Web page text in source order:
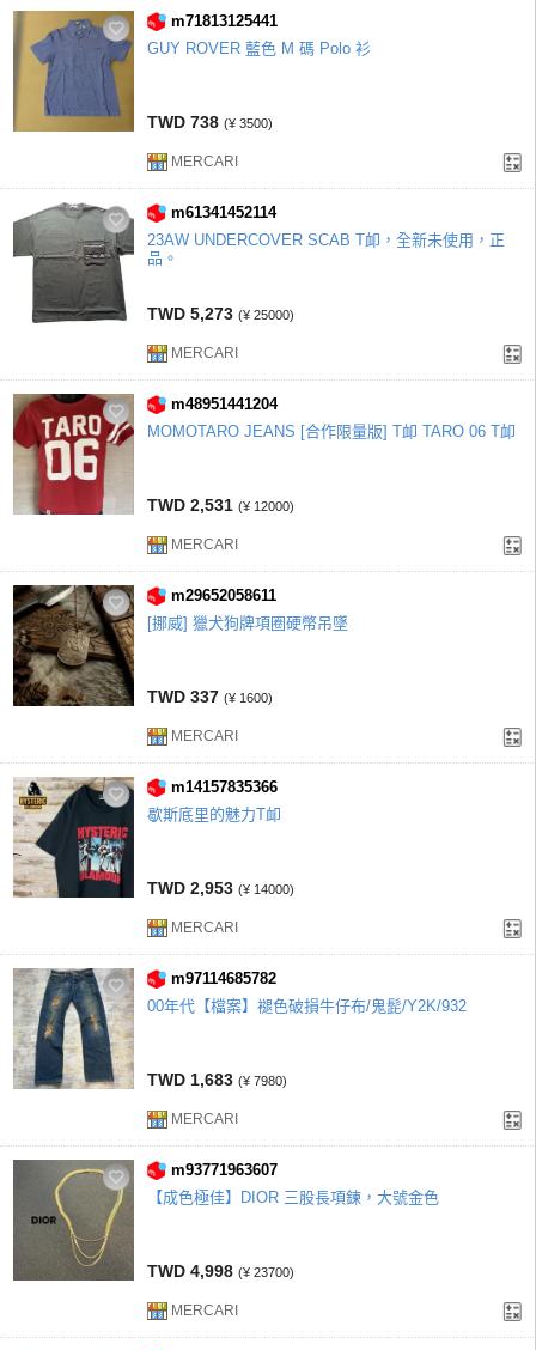
m71813125441
GUY ROVER 藍色 M 碼 Polo 衫
TWD 738 (¥ 3500)
MERCARI
m61341452114
23AW UNDERCOVER SCAB T卹，全新未使用，正
品。
TWD 5,273 (¥ 25000)
MERCARI
m48951441204
MOMOTARO JEANS [合作限量版] T卹 TARO 06 T卹
TWD 2,531 (¥ 12000)
MERCARI
m29652058611
[挪威] 獵犬狗牌項圈硬幣吊墜
TWD 337 (¥ 1600)
MERCARI
m14157835366
歇斯底里的魅力T卹
TWD 2,953 (¥ 14000)
MERCARI
m97114685782
00年代【檔案】褪色破損牛仔布/鬼髭/Y2K/932
TWD 1,683 (¥ 7980)
MERCARI
m93771963607
【成色極佳】DIOR 三股長項鍊，大號金色
TWD 4,998 (¥ 23700)
MERCARI